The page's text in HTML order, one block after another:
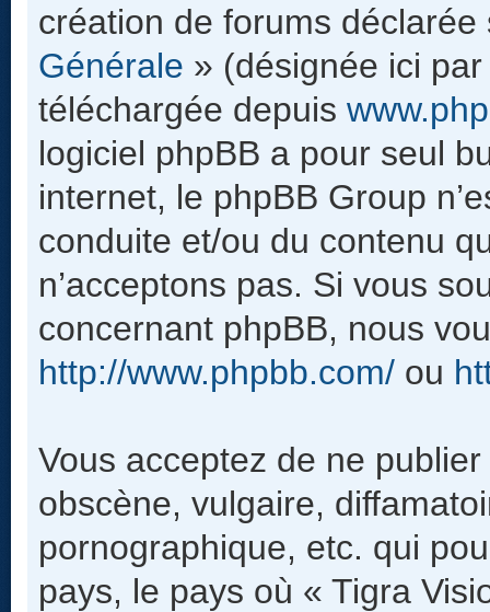
création de forums
Générale » (désignée ici
téléchargée depuis
logiciel phpBB a pour seul
internet, le phpBB Group
conduite et/ou du contenu
n’acceptons pas. Si vous
concernant phpBB, nous
http://www.phpbb.com/ ou
Vous acceptez de ne
obscène, vulgaire,
pornographique, etc. qui
pays, le pays où « Tigra